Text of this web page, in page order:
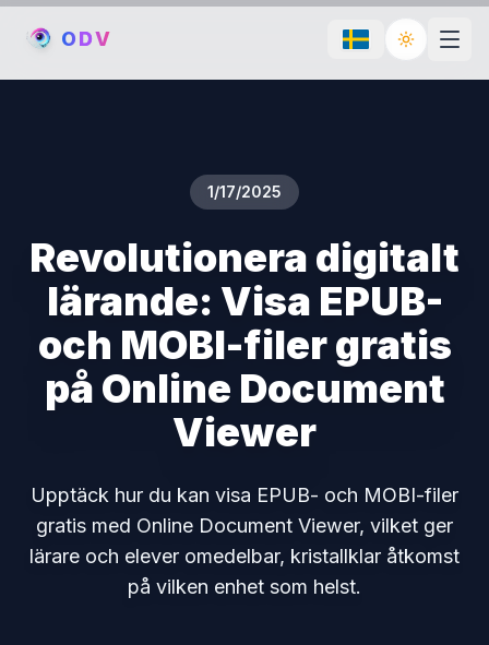
ODV Toggle
1/17/2025
Revolutionera digitalt
lärande: Visa EPUB-
och MOBI-filer gratis
på Online Document
Viewer
Upptäck hur du kan visa EPUB- och MOBI-filer
gratis med Online Document Viewer, vilket ger
lärare och elever omedelbar, kristallklar åtkomst
på vilken enhet som helst.